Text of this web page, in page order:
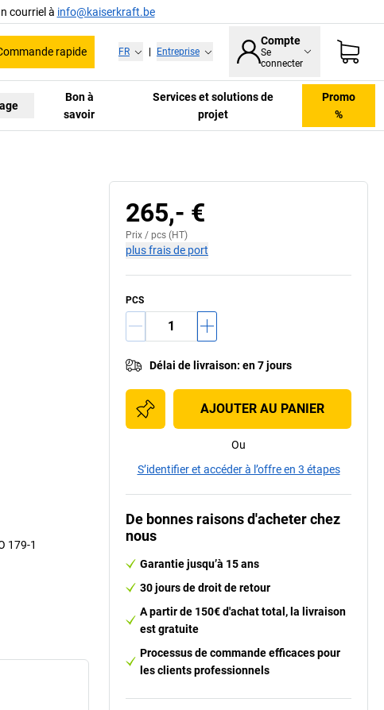
courriel à info@kaiserkraft.be
rapide FR Entreprise
Compte
Se
connecter
Bon à
savoir
Services et solutions de
projet
Promo
%
179-1
265,- €
Prix / pcs (HT)
plus frais de port
PCS
Délai de livraison: en 7 jours
AJOUTER AU PANIER
Ou
S’identifier et accéder à l’offre en 3 étapes
De bonnes raisons d'acheter chez
nous
Garantie jusqu’à 15 ans
30 jours de droit de retour
A partir de 150€ d'achat total, la livraison
est gratuite
Processus de commande efficaces pour
les clients professionnels